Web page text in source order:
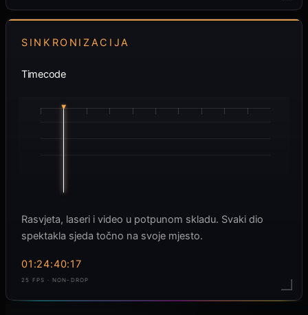
SINKRONIZACIJA
Timecode
Rasvjeta, laseri i video u potpunom skladu. Svaki dio
spektakla sjeda točno na svoje mjesto.
01:24:42:16
25 FPS · NON-DROP